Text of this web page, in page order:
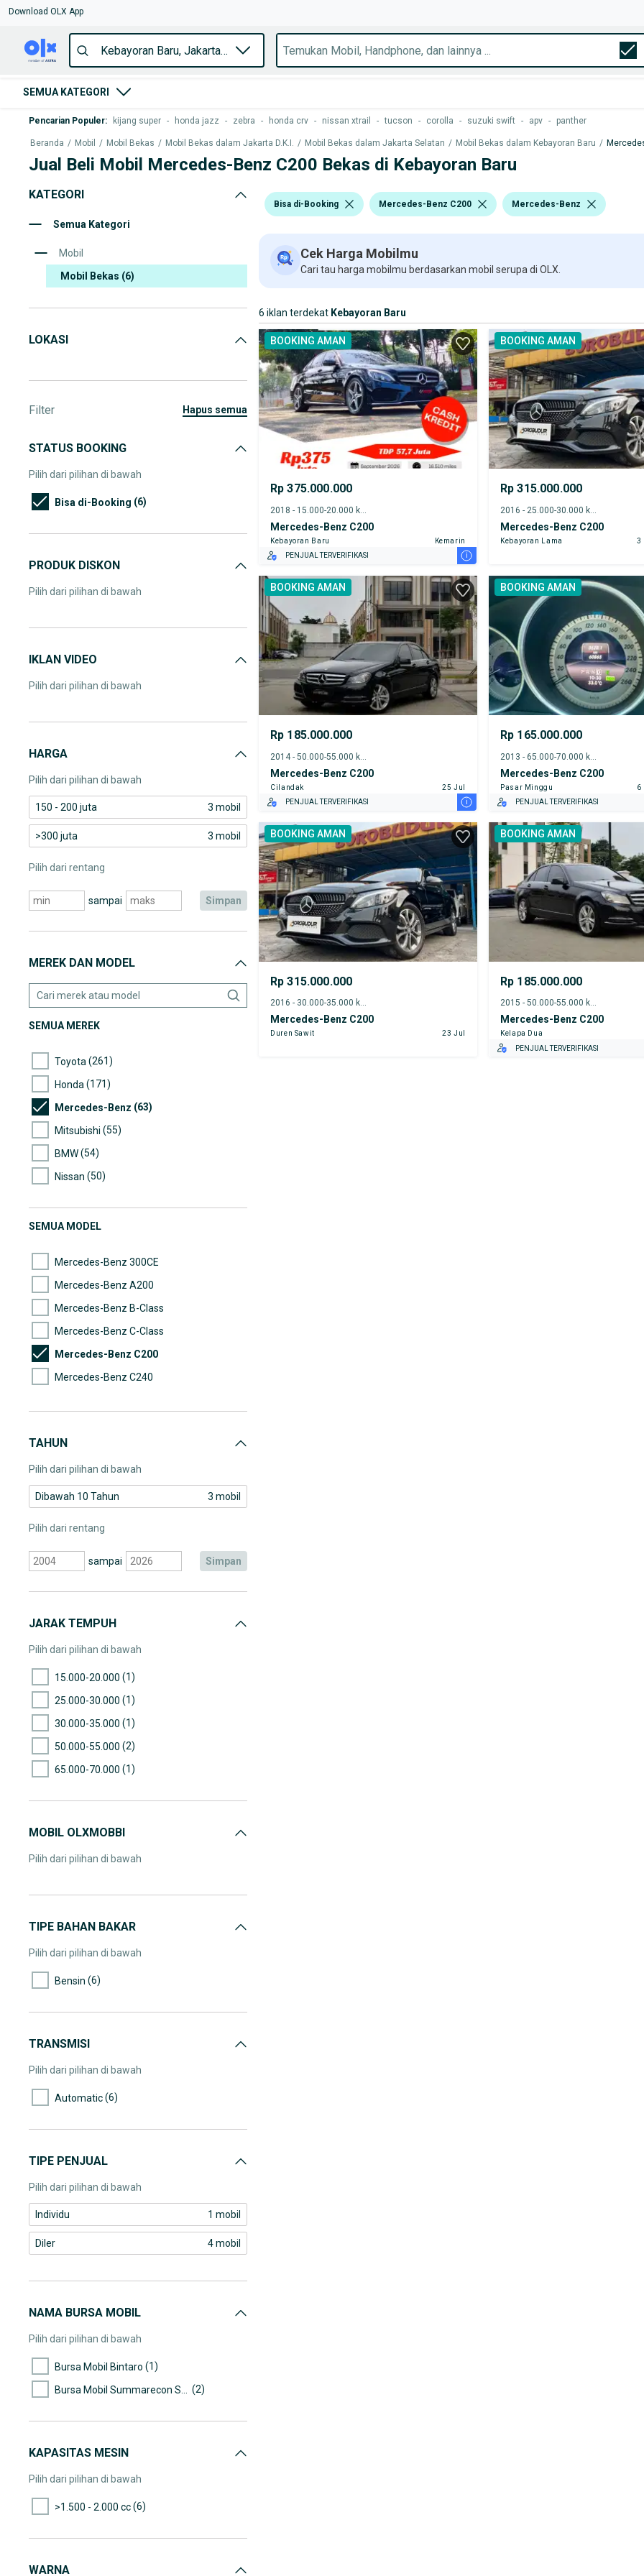
Download OLX App
SEMUA KATEGORI
Pencarian Populer: kijang super - honda jazz - zebra - honda crv - nissan xtrail - tucson - corolla - suzuki swift - apv - panther
Beranda / Mobil / Mobil Bekas / Mobil Bekas dalam Jakarta D.K.I. / Mobil Bekas dalam Jakarta Selatan / Mobil Bekas dalam Kebayoran Baru /
Jual Beli Mobil Mercedes-Benz C200 Bekas di Kebayoran Baru
KATEGORI
Semua Kategori
Mobil
Mobil Bekas (6)
LOKASI
Filter hapus semua
STATUS BOOKING
Pilih dari pilihan di bawah
Bisa di-Booking (6)
PRODUK DISKON
Pilih dari pilihan di bawah
IKLAN VIDEO
Pilih dari pilihan di bawah
HARGA
Pilih dari pilihan di bawah
150 - 200 juta 3 mobil
>300 juta 3 mobil
Pilih dari rentang
sampai simpan
MEREK DAN MODEL
SEMUA MEREK
Toyota (261)
Honda (171)
Mercedes-Benz (63)
Mitsubishi (55)
BMW(54)
Nissan (50)
Mazda(40)
SEMUA MODEL
Mercedes-Benz 300CE
Mercedes-Benz A200
Mercedes-Benz B-Class
Mercedes-Benz C-Class
Mercedes-Benz C200
Mercedes-Benz C240
Mercedes-Benz CLC200
TAHUN
Pilih dari pilihan di bawah
Dibawah 10 Tahun 3 mobil
Pilih dari rentang
sampai simpan
JARAK TEMPUH
Pilih dari pilihan di bawah
15.000-20.000 (1)
25.000-30.000 (1)
30.000-35.000 (1)
50.000-55.000 (2)
65.000-70.000 (1)
MOBIL OLXMOBBI
Pilih dari pilihan di bawah
TIPE BAHAN BAKAR
Pilih dari pilihan di bawah
Bensin (6)
TRANSMISI
Pilih dari pilihan di bawah
Automatic(6)
TIPE PENJUAL
Pilih dari pilihan di bawah
Individu 1 mobil
Diler 4 mobil
NAMA BURSA MOBIL
Pilih dari pilihan di bawah
Bursa Mobil Bintaro (1)
(2)
KAPASITAS MESIN
Pilih dari pilihan di bawah
>1.500 - 2.000 cc(6)
WARNA
Bisa di-Booking Mercedes-Benz C200 Mercedes-Benz
Cek Harga Mobilmu
Cari tau harga mobilmu berdasarkan mobil serupa di OLX.
6 iklan terdekat Kebayoran Baru
BOOKING AMAN
Rp 375.000.000
Mercedes-Benz C200
Kebayoran Baru
Kemarin
PENJUAL TERVERIFIKASI
i
BOOKING AMAN
Rp 315.000.000
2016 - 25.000-30.000 km
Mercedes-Benz C200
Kebayoran Lama 3
BOOKING AMAN
Rp 185.000.000
Mercedes-Benz C200
Cilandak
25 Jul
PENJUAL TERVERIFIKASI
i
BOOKING AMAN
Rp 165.000.000
2013 - 65.000-70.000 km
Mercedes-Benz C200
Pasar Minggu
6
PENJUAL TERVERIFIKASI
BOOKING AMAN
Rp 315.000.000
2016 - 30.000-35.000 km
Mercedes-Benz C200
Duren Sawit 23 Jul
BOOKING AMAN
Rp 185.000.000
2015 - 50.000-55.000 km
Mercedes-Benz C200
Kelapa Dua
PENJUAL TERVERIFIKASI